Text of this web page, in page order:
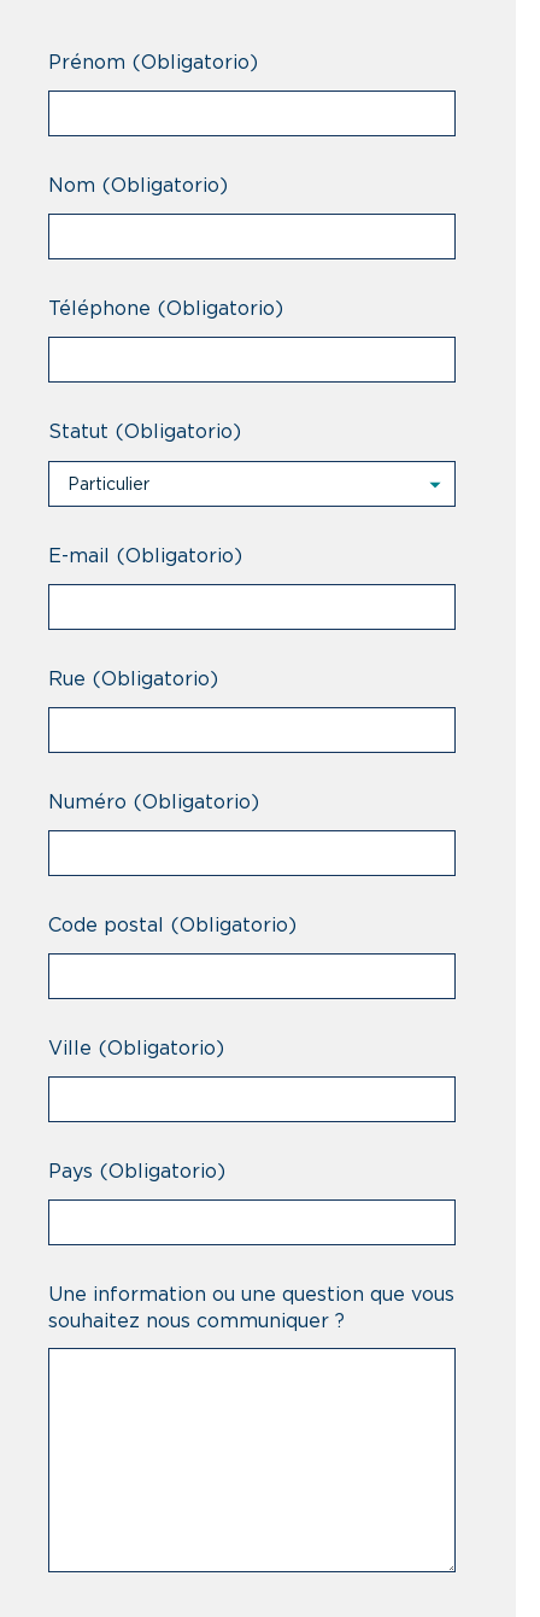
Prénom (Obligatorio)
Nom (Obligatorio)
Téléphone (Obligatorio)
Statut (Obligatorio)
Particulier
Professionnel
E-mail (Obligatorio)
Rue (Obligatorio)
Numéro (Obligatorio)
Code postal (Obligatorio)
Ville (Obligatorio)
Pays (Obligatorio)
Une information ou une question que vous
souhaitez nous communiquer ?